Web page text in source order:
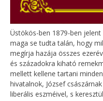
Üstökös-ben 1879-ben jelent
maga se tudta talán, hogy
megírja hazája összes
és századokra kiható
mellett kellene tartani
hivatalnok, József
liberális eszméivel, s